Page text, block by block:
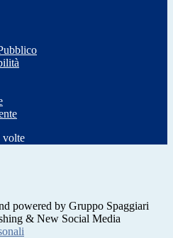
volte
powered by Gruppo Spaggiari
& New Social Media